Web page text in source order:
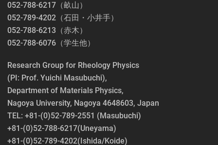
052-788-6217（畝山）
052-789-4202（石田・小井手）
052-788-6213（赤木）
052-788-6076（学生他）
Research Group for Rheology Physics
(PI: Prof. Yuichi Masubuchi),
Department of Materials Physics,
Nagoya University, Nagoya 4648603, Japan
TEL: +81-(0)52-789-2551 (Masubuchi)
+81-(0)52-788-6217(Uneyama)
+81-(0)52-789-4202(Ishida/Koide)